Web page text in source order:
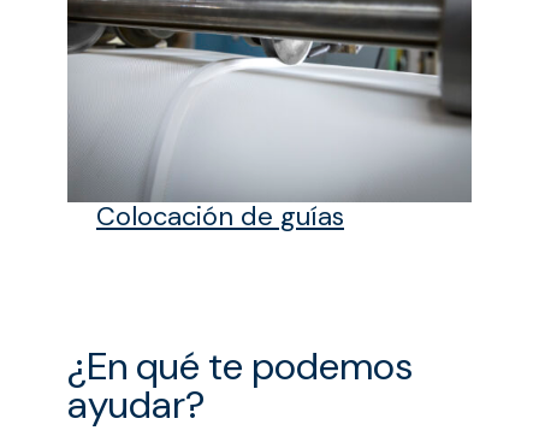
Colocación de guías
¿En qué te podemos
ayudar?